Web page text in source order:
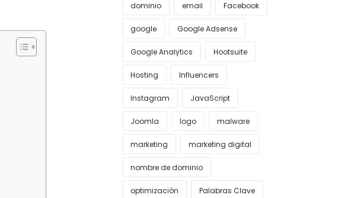
dominio email Facebook
google Google Adsense
Google Analytics Hootsuite
Hosting Influencers
Instagram JavaScript
Joomla logo malware
marketing marketing digital
nombre de dominio
optimización Palabras Clave